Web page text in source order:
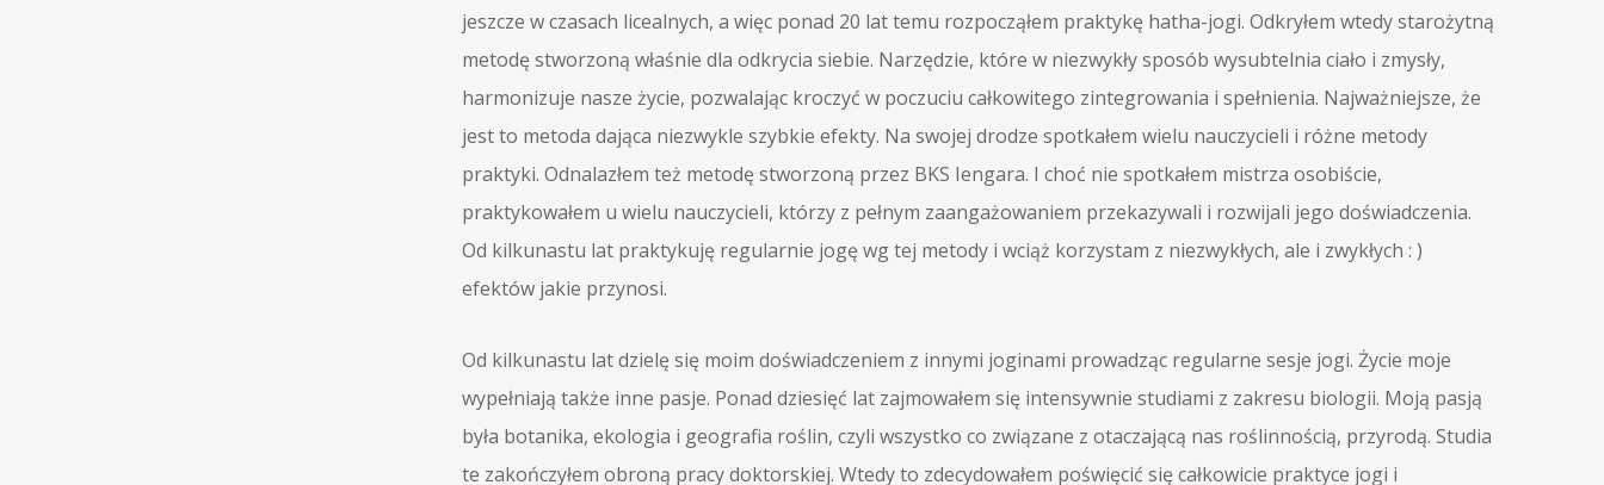
jeszcze w czasach licealnych, a więc ponad 20 lat temu rozpocząłem praktykę hatha-jogi. Odkryłem wtedy starożytną
metodę stworzoną właśnie dla odkrycia siebie. Narzędzie, które w niezwykły sposób wysubtelnia ciało i zmysły,
harmonizuje nasze życie, pozwalając kroczyć w poczuciu całkowitego zintegrowania i spełnienia. Najważniejsze, że
jest to metoda dająca niezwykle szybkie efekty. Na swojej drodze spotkałem wielu nauczycieli i różne metody
praktyki. Odnalazłem też metodę stworzoną przez BKS Iengara. I choć nie spotkałem mistrza osobiście,
praktykowałem u wielu nauczycieli, którzy z pełnym zaangażowaniem przekazywali i rozwijali jego doświadczenia.
Od kilkunastu lat praktykuję regularnie jogę wg tej metody i wciąż korzystam z niezwykłych, ale i zwykłych : )
efektów jakie przynosi.
Od kilkunastu lat dzielę się moim doświadczeniem z innymi joginami prowadząc regularne sesje jogi. Życie moje
wypełniają także inne pasje. Ponad dziesięć lat zajmowałem się intensywnie studiami z zakresu biologii. Moją pasją
była botanika, ekologia i geografia roślin, czyli wszystko co związane z otaczającą nas roślinnością, przyrodą. Studia
te zakończyłem obroną pracy doktorskiej. Wtedy to zdecydowałem poświęcić się całkowicie praktyce jogi i